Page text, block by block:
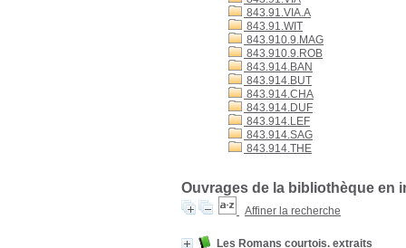
843.91.VIA.A
843.91.WIT
843.910.9.MAG
843.910.9.ROB
843.914.BAN
843.914.BUT
843.914.CHA
843.914.DUF
843.914.LEF
843.914.SAG
843.914.THE
Ouvrages de la bibliothèque en
Affiner la recherche
Les Romans courtois. extraits